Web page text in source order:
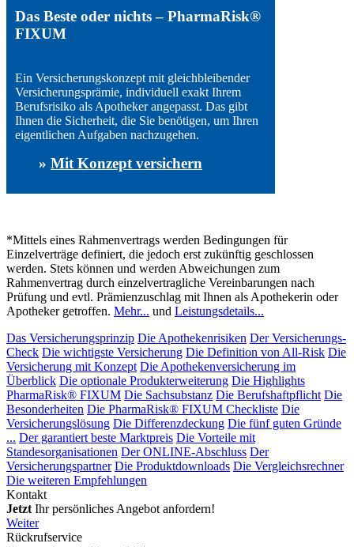
Das Beste oder nichts – PharmaRisk®
FIXUM
Ein Versicherungskonzept mit gleichbleibender
Versicherungsprämie, individuell exakt Ihrem
Berufsrisiko als Apotheker angepasst. Das gibt
Ihnen die Sicherheit, die Sie benötigen, um Ihren
eigentlichen Aufgaben nachzugehen.
» Mit Konzept versichern
*Mittels eines Rahmenvertrags werden Bedingungen für
Einzelverträge definiert, die jedoch erst zukünftig geschlossen
werden. Stets können und werden Abweichungen zum
Rahmenvertrag durch einzelvertragliche Vereinbarungen nach
Prüfung und evtl. Prämienzuschlag mit Ihnen als Apothekerin oder
Apotheker getroffen. Mehr... und Leistungsdetails...
Das Versicherungsprinzip Die Apothekenrisiken Der Versicherungs-
Check Die wichtigste Versicherung Die Definition von All-Risk Die
Versicherung mit Konzept Die Apothekenversicherung im
Überblick Die optionale Produkterweiterung Die Highlights
PharmaRisk® FIXUM Die Sachsubstanz Die Berufshaftpflicht Die
Besonderheiten Die PharmaRisk® FIXUM Checkliste Die
Versicherungslösung Die Differenzdeckung Die fünf guten Gründe
... Der garantiert beste Marktpreis Die Vorteile mit
Standesorganisationen Der ONLINE-Abschluss Der
Versicherungspartner Die Produktdownloads Die Vergleichsrechner
Die weiteren Empfehlungen
Kontakt
Jetzt Ihr persönliches Angebot anfordern!
Weiter
Rückrufservice